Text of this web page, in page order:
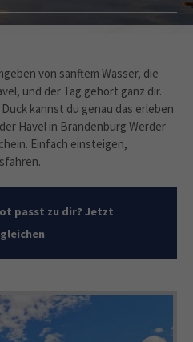
von sanftem Wasser, die
und der Tag gehört ganz dir.
kannst du genau das erleben
Havel in Brandenburg Werder
Einfach einsteigen,
passt zu dir? Jetzt